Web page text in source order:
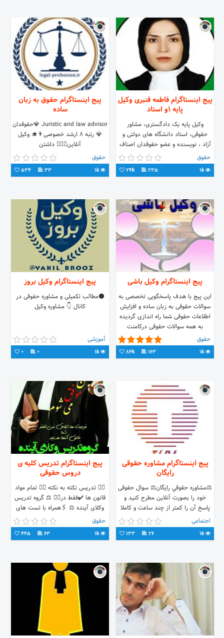
پیج اینستاگرام فاطمه قنبری وکیل
پایه 1و استاد
وکیل پایه یک دادگستری، مشاور
حقوقی، استاد دانشگاه های دولتی و
آزاد ، نویسنده و عضو حقوقدان اصناف
رایانه ای استان البرز تلفن تماس با
وکیل: 09121612869
حقوق
1k
235
24k
پیج اینستاگرام حقوق به زبان
ساده
Juristic and law advisor 💎حقوقدان
💎 رتبه ۸ ارشد خصوصی👨‍🎓 وکیل
آنلاین👨🏻‍⚖️ داشتن
اطلاعات‌حقوقی‌وسیع‌حق‌ شماست💪🏻
سوالات‌خودتون‌ رو در دایرکت ‌مطرح‌کنید
🧐
حقوق
1k
33
534
پیج اینستاگرام وکیل باشی
این پیج با هدف پاسخگویی تخصصی به
سوالات حقوقی به زبان ساده و افزایش
اطلاعات حقوقی شما راه اندازی گردیده
به همه سوالات حقوقی درکامنت
پاسخگوهستم
حقوق
1k
163
84k
پیج اینستاگرام وکیل بروز
⚫مطالب تکمیلی و مشاوره حقوقی در
کانال 👇 مشاوره وکیل
آموزشی
1k
0
0
پیج اینستاگرام مشاوره حقوقی
رایگان
⚖️مشاوره حقوقي رايگان⚖️ سوال حقوقی
خود را بصورت آنلاین مطرح کنید و
پاسخ آن را کمتر از چند ساعت و کاملا
رایگان دریافت کنید.
اجتماعی
1k
26
133
پیج اینستاگرام تدریس کلیه ی
دروس حقوقی
✍🏻 تدریس نکته به نکته 👈🏻 تمام مواد
قانون ها ✔️فقط در👇🏻 ⚖ گروه تدریس
وکلای آینده ⚖ 🖇همراه با تست های
کلیدی
حقوق
1k
63
445